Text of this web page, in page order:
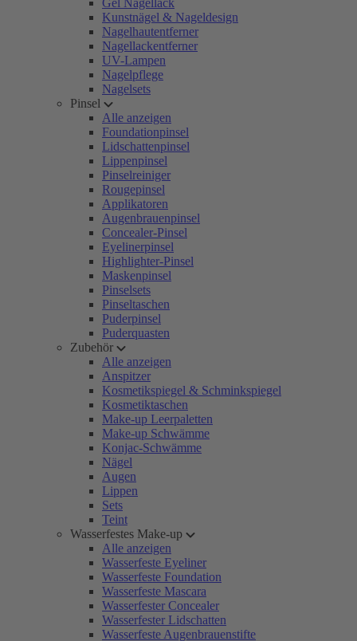
Gel Nagellack
Kunstnägel & Nageldesign
Nagelhautentferner
Nagellackentferner
UV-Lampen
Nagelpflege
Nagelsets
Pinsel
Alle anzeigen
Foundationpinsel
Lidschattenpinsel
Lippenpinsel
Pinselreiniger
Rougepinsel
Applikatoren
Augenbrauenpinsel
Concealer-Pinsel
Eyelinerpinsel
Highlighter-Pinsel
Maskenpinsel
Pinselsets
Pinseltaschen
Puderpinsel
Puderquasten
Zubehör
Alle anzeigen
Anspitzer
Kosmetikspiegel & Schminkspiegel
Kosmetiktaschen
Make-up Leerpaletten
Make-up Schwämme
Konjac-Schwämme
Nägel
Augen
Lippen
Sets
Teint
Wasserfestes Make-up
Alle anzeigen
Wasserfeste Eyeliner
Wasserfeste Foundation
Wasserfeste Mascara
Wasserfester Concealer
Wasserfester Lidschatten
Wasserfeste Augenbrauenstifte